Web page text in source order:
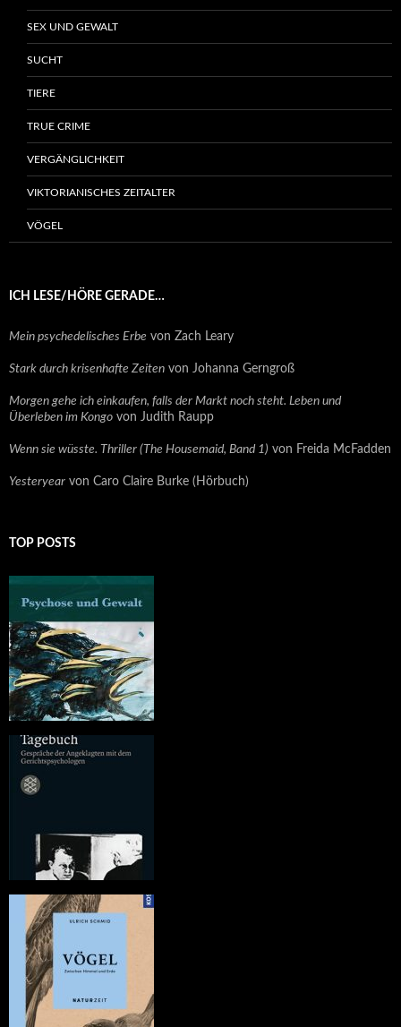
SEX UND GEWALT
SUCHT
TIERE
TRUE CRIME
VERGÄNGLICHKEIT
VIKTORIANISCHES ZEITALTER
VÖGEL
ICH LESE/HÖRE GERADE…
Mein psychedelisches Erbe von Zach Leary
Stark durch krisenhafte Zeiten von Johanna Gerngroß
Morgen gehe ich einkaufen, falls der Markt noch steht. Leben und
Überleben im Kongo von Judith Raupp
Wenn sie wüsste. Thriller (The Housemaid, Band 1) von Freida McFadden
Yesteryear von Caro Claire Burke (Hörbuch)
TOP POSTS